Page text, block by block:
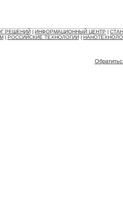
РЕШЕНИЙ ИНФОРМАЦИОННЫЙ ЦЕНТР
РОССИЙСКИЕ ТЕХНОЛОГИИ